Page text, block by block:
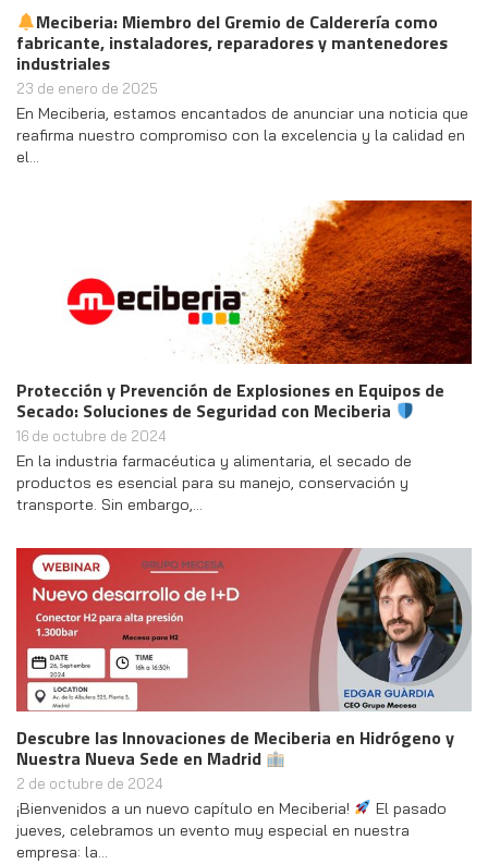
Meciberia: Miembro del Gremio de Calderería como
fabricante, instaladores, reparadores y mantenedores
industriales
23 de enero de 2025
En Meciberia, estamos encantados de anunciar una noticia que
reafirma nuestro compromiso con la excelencia y la calidad en
el…
Protección y Prevención de Explosiones en Equipos de
Secado: Soluciones de Seguridad con Meciberia
16 de octubre de 2024
En la industria farmacéutica y alimentaria, el secado de
productos es esencial para su manejo, conservación y
transporte. Sin embargo,…
Descubre las Innovaciones de Meciberia en Hidrógeno y
Nuestra Nueva Sede en Madrid
2 de octubre de 2024
¡Bienvenidos a un nuevo capítulo en Meciberia!
El pasado
jueves, celebramos un evento muy especial en nuestra
empresa: la…